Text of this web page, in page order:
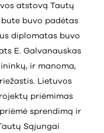
atstovą Tautų
buvo padėtas
diplomatas buvo
E. Galvanauskas
ir manoma,
Lietuvos
priėmimas
sprendimą ir
Sąjungai